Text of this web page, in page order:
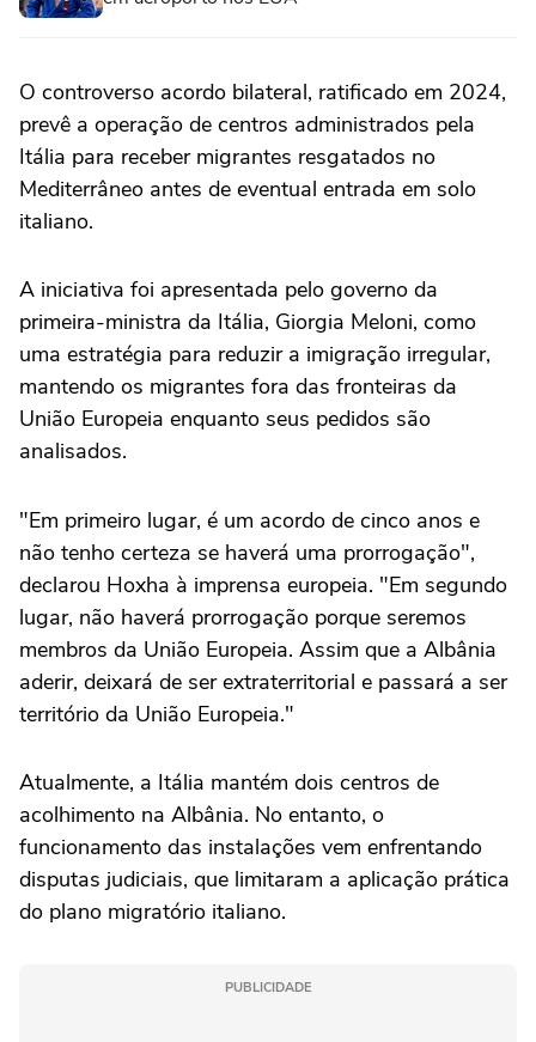
O controverso acordo bilateral, ratificado em 2024,
prevê a operação de centros administrados pela
Itália para receber migrantes resgatados no
Mediterrâneo antes de eventual entrada em solo
italiano.
A iniciativa foi apresentada pelo governo da
primeira-ministra da Itália, Giorgia Meloni, como
uma estratégia para reduzir a imigração irregular,
mantendo os migrantes fora das fronteiras da
União Europeia enquanto seus pedidos são
analisados.
"Em primeiro lugar, é um acordo de cinco anos e
não tenho certeza se haverá uma prorrogação",
declarou Hoxha à imprensa europeia. "Em segundo
lugar, não haverá prorrogação porque seremos
membros da União Europeia. Assim que a Albânia
aderir, deixará de ser extraterritorial e passará a ser
território da União Europeia."
Atualmente, a Itália mantém dois centros de
acolhimento na Albânia. No entanto, o
funcionamento das instalações vem enfrentando
disputas judiciais, que limitaram a aplicação prática
do plano migratório italiano.
PUBLICIDADE